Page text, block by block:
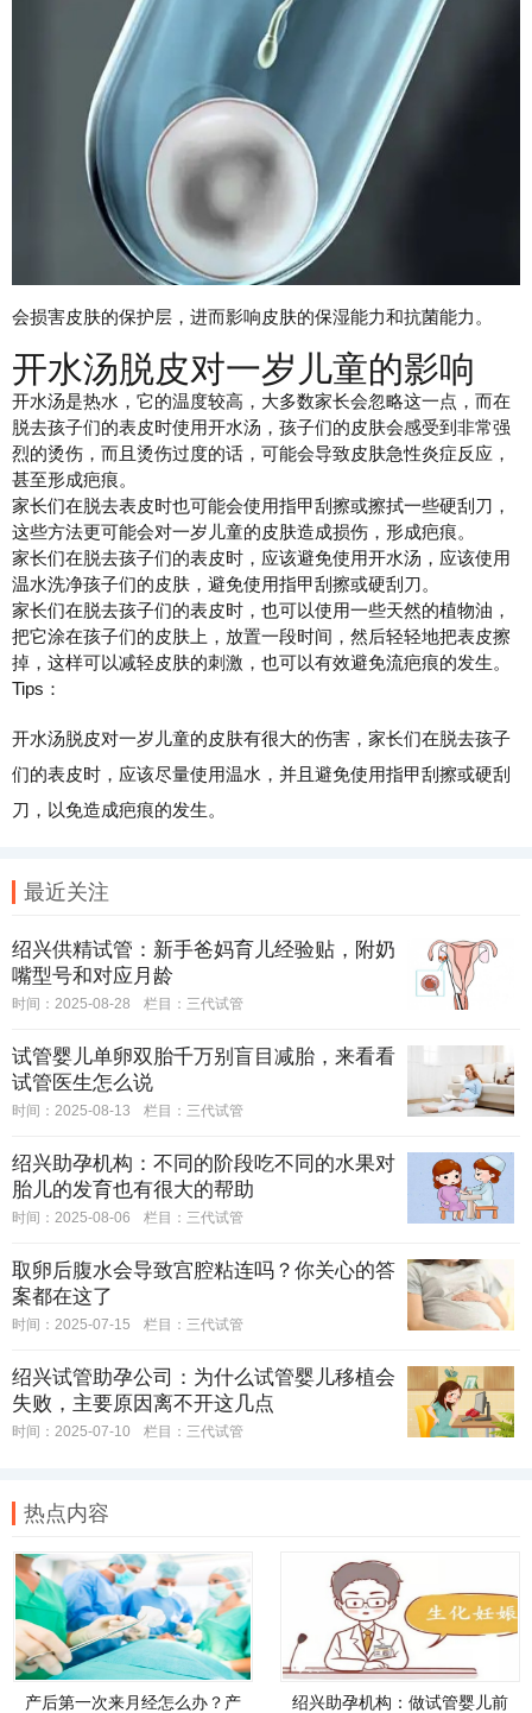
会损害皮肤的保护层，进而影响皮肤的保湿能力和抗菌能力。
开水汤脱皮对一岁儿童的影响
开水汤是热水，它的温度较高，大多数家长会忽略这一点，而在
脱去孩子们的表皮时使用开水汤，孩子们的皮肤会感受到非常强
烈的烫伤，而且烫伤过度的话，可能会导致皮肤急性炎症反应，
甚至形成疤痕。
家长们在脱去表皮时也可能会使用指甲刮擦或擦拭一些硬刮刀，
这些方法更可能会对一岁儿童的皮肤造成损伤，形成疤痕。
家长们在脱去孩子们的表皮时，应该避免使用开水汤，应该使用
温水洗净孩子们的皮肤，避免使用指甲刮擦或硬刮刀。
家长们在脱去孩子们的表皮时，也可以使用一些天然的植物油，
把它涂在孩子们的皮肤上，放置一段时间，然后轻轻地把表皮擦
掉，这样可以减轻皮肤的刺激，也可以有效避免流疤痕的发生。
Tips：
开水汤脱皮对一岁儿童的皮肤有很大的伤害，家长们在脱去孩子
们的表皮时，应该尽量使用温水，并且避免使用指甲刮擦或硬刮
刀，以免造成疤痕的发生。
最近关注
绍兴供精试管：新手爸妈育儿经验贴，附奶
嘴型号和对应月龄
时间：2025-08-28 栏目： 三代试管
试管婴儿单卵双胎千万别盲目减胎，来看看
试管医生怎么说
时间：2025-08-13 栏目： 三代试管
绍兴助孕机构：不同的阶段吃不同的水果对
胎儿的发育也有很大的帮助
时间：2025-08-06 栏目： 三代试管
取卵后腹水会导致宫腔粘连吗？你关心的答
案都在这了
时间：2025-07-15 栏目： 三代试管
绍兴试管助孕公司：为什么试管婴儿移植会
失败，主要原因离不开这几点
时间：2025-07-10 栏目： 三代试管
热点内容
产后第一次来月经怎么办？产 绍兴助孕机构：做试管婴儿前